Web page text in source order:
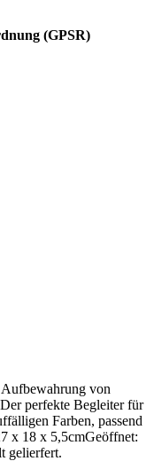
(GPSR)
von
perfekte Begleiter für
Farben, passend
x 18 x 5,5cmGeöffnet:
gelierfert.